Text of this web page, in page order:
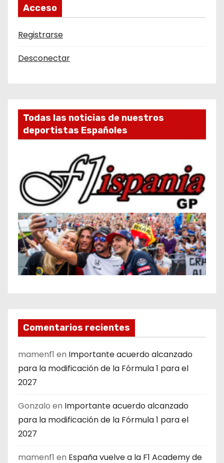
Acceso
Registrarse
Desconectar
Todas las noticias de nuestros
deportistas Españoles
Comentarios recientes
mamenf1 en Importante acuerdo alcanzado
para la modificación de la Fórmula 1 para el
2027
Gonzalo en Importante acuerdo alcanzado
para la modificación de la Fórmula 1 para el
2027
mamenf1 en España vuelve a la F1 Academy de